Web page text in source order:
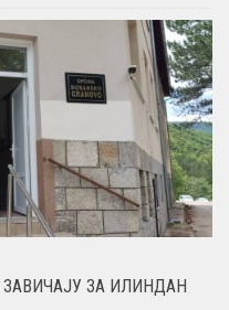
ЗА ИЛИНДАН